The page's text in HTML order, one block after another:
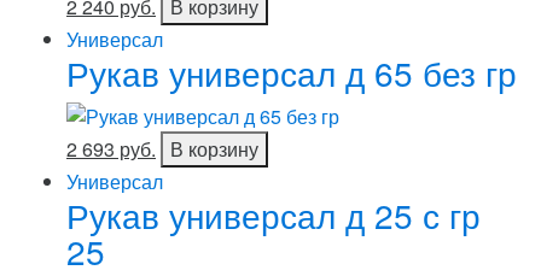
2 240 руб.
В корзину
Универсал
Рукав универсал д 65 без гр
2 693 руб.
В корзину
Универсал
Рукав универсал д 25 с гр
25